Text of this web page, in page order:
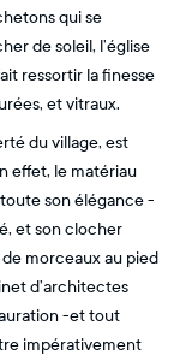
qui se
de soleil, l’église
ressortir la finesse
et vitraux.
du village, est
effet, le matériau
son élégance -
et son clocher
morceaux au pied
d’architectes
-et tout
impérativement